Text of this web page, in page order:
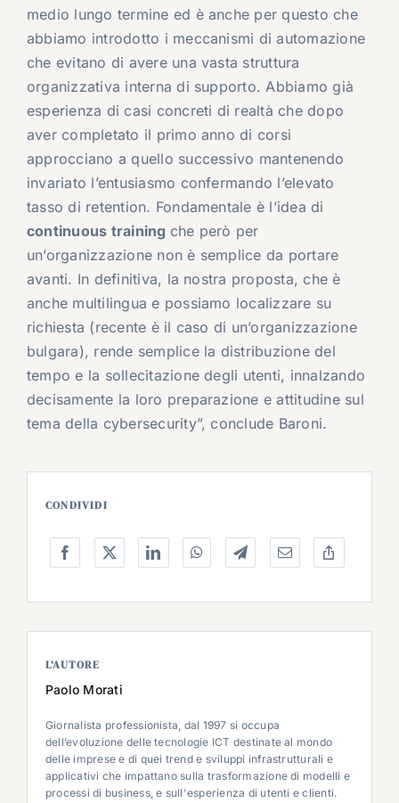
medio lungo termine ed è anche per questo che
abbiamo introdotto i meccanismi di automazione
che evitano di avere una vasta struttura
organizzativa interna di supporto. Abbiamo già
esperienza di casi concreti di realtà che dopo
aver completato il primo anno di corsi
approcciano a quello successivo mantenendo
invariato l’entusiasmo confermando l’elevato
tasso di retention. Fondamentale è l’idea di
continuous training che però per
un’organizzazione non è semplice da portare
avanti. In definitiva, la nostra proposta, che è
anche multilingua e possiamo localizzare su
richiesta (recente è il caso di un’organizzazione
bulgara), rende semplice la distribuzione del
tempo e la sollecitazione degli utenti, innalzando
decisamente la loro preparazione e attitudine sul
tema della cybersecurity”, conclude Baroni.
CONDIVIDI
L’AUTORE
Paolo Morati
Giornalista professionista, dal 1997 si occupa
dell’evoluzione delle tecnologie ICT destinate al mondo
delle imprese e di quei trend e sviluppi infrastrutturali e
applicativi che impattano sulla trasformazione di modelli e
processi di business, e sull'esperienza di utenti e clienti.